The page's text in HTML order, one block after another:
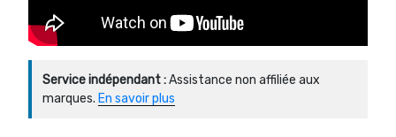
Service indépendant :Assistance non affiliée aux
marques. En savoir plus